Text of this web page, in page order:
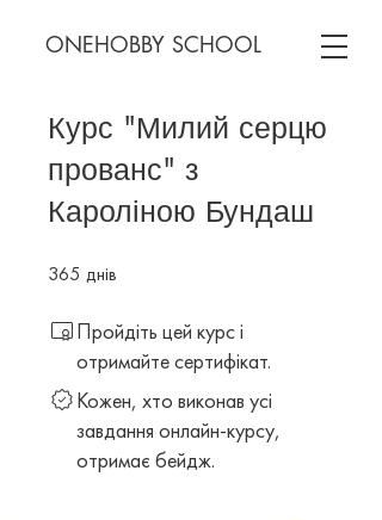
ONEHOBBY SCHOOL
Курс "Милий серцю
прованс" з
Кароліною Бундаш
365 днів
Пройдіть цей курс і
отримайте сертифікат.
Кожен, хто виконав усі
завдання онлайн-курсу,
отримає бейдж.